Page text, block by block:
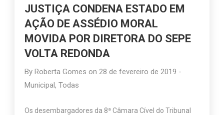
JUSTIÇA CONDENA ESTADO EM
AÇÃO DE ASSÉDIO MORAL
MOVIDA POR DIRETORA DO SEPE
VOLTA REDONDA
ByRoberta Gomes on28 de fevereiro de 2019 -
Municipal,Todas
Os desembargadores da 8ª Câmara Cível do Tribunal